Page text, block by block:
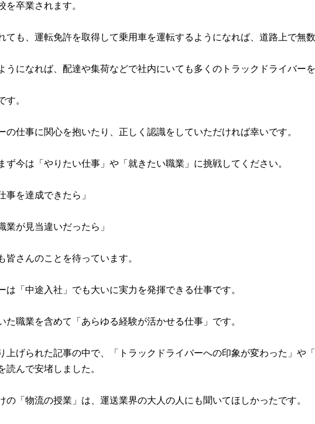
を卒業されます。
ても、運転免許を取得して乗用車を運転するようになれば、道路上で無
うになれば、配達や集荷などで社内にいても多くのトラックドライバーを
す。
の仕事に関心を抱いたり、正しく認識をしていただければ幸いです。
ず今は「やりたい仕事」や「就きたい職業」に挑戦してください。
事を達成できたら」
業が見当違いだったら」
皆さんのことを待っています。
は「中途入社」でも大いに実力を発揮できる仕事です。
た職業を含めて「あらゆる経験が活かせる仕事」です。
上げられた記事の中で、「トラックドライバーへの印象が変わった」や
読んで安堵しました。
の「物流の授業」は、運送業界の大人の人にも聞いてほしかったです。